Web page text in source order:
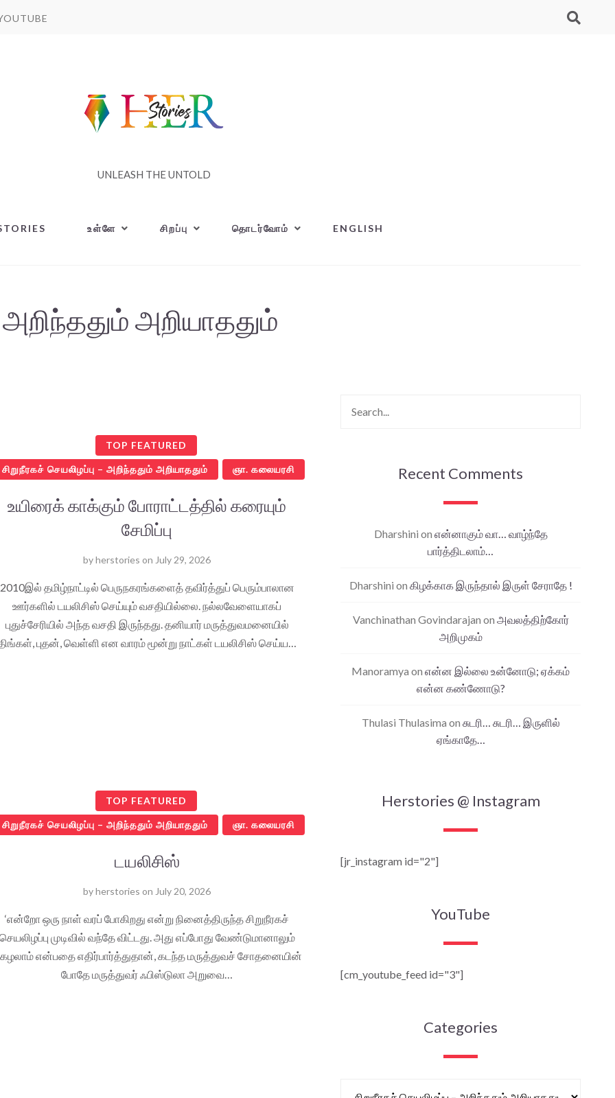
UNLEASH THE UNTOLD
உள்ளே சிறப்பு தொடர்வோம் ENGLISH
அறிந்ததும் அறியாததும்
TOP FEATURED
சிறுநீரகச் செயலிழப்பு – அறிந்ததும் அறியாததும் ஞா. கலையரசி
உயிரைக் காக்கும் போராட்டத்தில் கரையும்
சேமிப்பு
byherstories on July 29, 2026
2010இல் தமிழ்நாட்டில் பெருநகரங்களைத் தவிர்த்துப் பெரும்பாலான
ஊர்களில் டயலிசிஸ் செய்யும் வசதியில்லை. நல்லவேளையாகப்
புதுச்சேரியில் அந்த வசதி இருந்தது. தனியார் மருத்துவமனையில்
புதன், வெள்ளி என வாரம் மூன்று நாட்கள் டயலிசிஸ் செய்ய…
TOP FEATURED
சிறுநீரகச் செயலிழப்பு – அறிந்ததும் அறியாததும் ஞா. கலையரசி
டயலிசிஸ்
byherstories on July 20, 2026
‘என்றோ ஒரு நாள் வரப் போகிறது என்று நினைத்திருந்த சிறுநீரகச்
முடிவில் வந்தே விட்டது. அது எப்போது வேண்டுமானாலும்
என்பதை எதிர்பார்த்துதான், கடந்த மருத்துவச் சோதனையின்
போதே மருத்துவர் ஃபிஸ்டுலா அறுவை…
Recent Comments
Dharshini on என்னாகும் வா… வாழ்ந்தே
பார்த்திடலாம்…
Dharshini on கிழக்காக இருந்தால் இருள் சேராதே !
Vanchinathan Govindarajan on அவலத்திற்கோர்
அறிமுகம்
Manoramya on என்ன இல்லை உன்னோடு; ஏக்கம்
என்ன கண்ணோடு?
Thulasi Thulasima on சுடரி… சுடரி… இருளில்
ஏங்காதே…
Herstories @ Instagram
[jr_instagram id="2"]
YouTube
[cm_youtube_feed id="3"]
Categories